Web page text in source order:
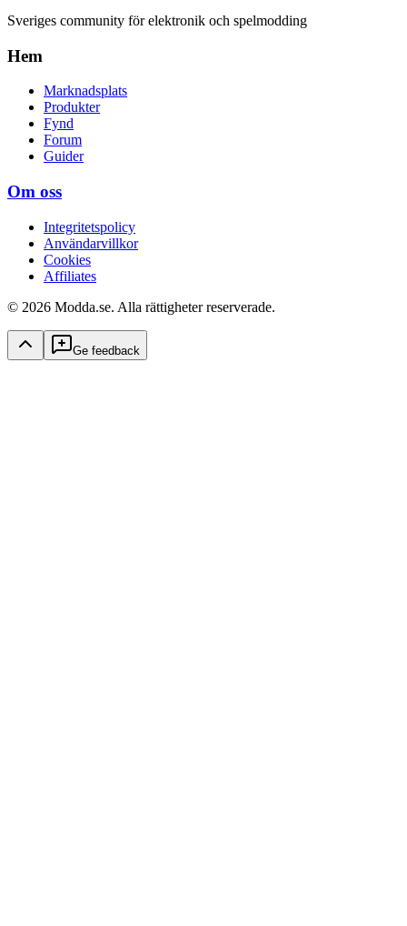
Sveriges community för elektronik och spelmodding
Hem
Marknadsplats
Produkter
Fynd
Forum
Guider
Om oss
Integritetspolicy
Användarvillkor
Cookies
Affiliates
© 2026 Modda.se. Alla rättigheter reserverade.
Ge feedback